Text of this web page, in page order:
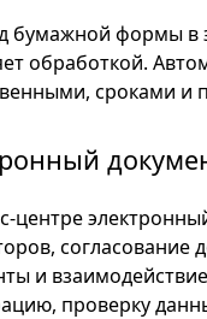
бумажной формы в
обработкой.
сроками и
центре
согласование
и
проверку